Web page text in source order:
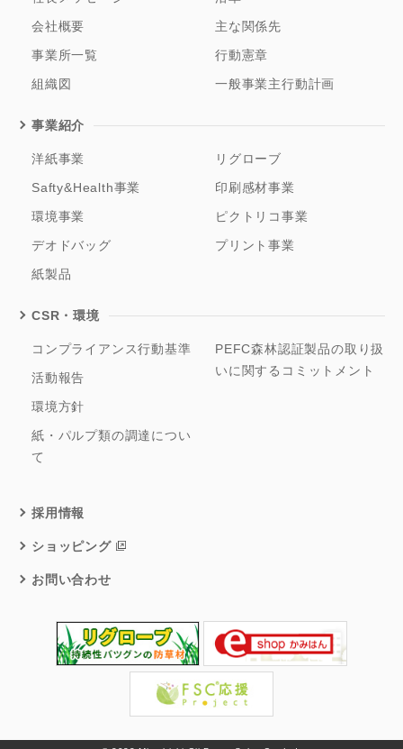
会社概要
事業所一覧
組織図
主な関係先
行動憲章
一般事業主行動計画
事業紹介
洋紙事業
Safty&Health事業
環境事業
デオドバッグ
紙製品
リグローブ
印刷感材事業
ピクトリコ事業
プリント事業
CSR・環境
コンプライアンス行動基準
活動報告
環境方針
紙・パルプ類の調達につい
て
PEFC森林認証製品の取り扱
いに関するコミットメント
採用情報
ショッピング
お問い合わせ